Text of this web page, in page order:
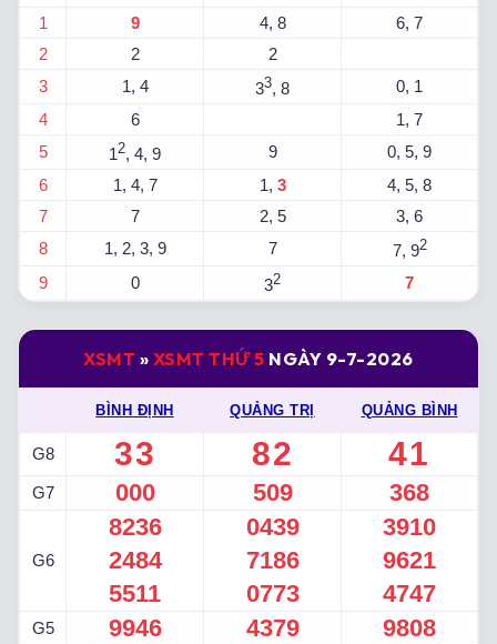
1
9 4, 8
6, 7
2
2
2
3
1, 4 33, 8
0, 1
4
6
1, 7
5
12, 4, 9 9
0, 5, 9
6
1, 4, 7 1, 3
4, 5, 8
7
7 2, 5
3, 6
8
1, 2, 3, 9 7 7, 92
9 0 32 7
XSMT » XSMT THỨ 5 NGÀY 9-7-2026
BÌNH ĐỊNH QUẢNG TRỊ QUẢNG BÌNH
G8 33 82 41
G7 000 509 368
G6
8236
2484
5511
0439
7186
0773
3910
9621
4747
G5 9946 4379 9808